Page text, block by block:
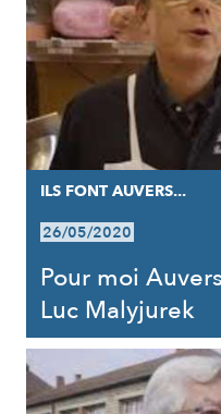
ILS FONT AUVERS...
26/05/2020
Pour moi
Luc Malyjurek